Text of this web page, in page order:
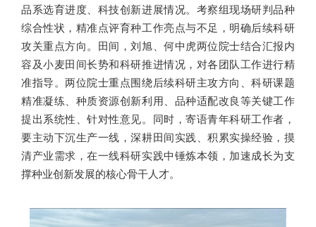
品系选育进度、科技创新进展情况。考察组现场研判品种
综合性状，精准点评育种工作亮点与不足，明确后续科研
攻关重点方向。田间，刘旭、何中虎两位院士结合汇报内
容及小麦田间长势和科研推进情况，对各团队工作进行精
准指导。两位院士重点围绕后续科研主攻方向、科研课题
精准凝练、种质资源创新利用、品种适配改良等关键工作
提出系统性、针对性意见。同时，寄语青年科研工作者，
要主动下沉生产一线，深耕田间实践、积累实操经验，摸
清产业需求，在一线科研实践中锤炼本领，加速成长为支
撑种业创新发展的核心骨干人才。